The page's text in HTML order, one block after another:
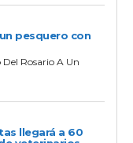
pesquero con
Rosario A Un
llegará a 60